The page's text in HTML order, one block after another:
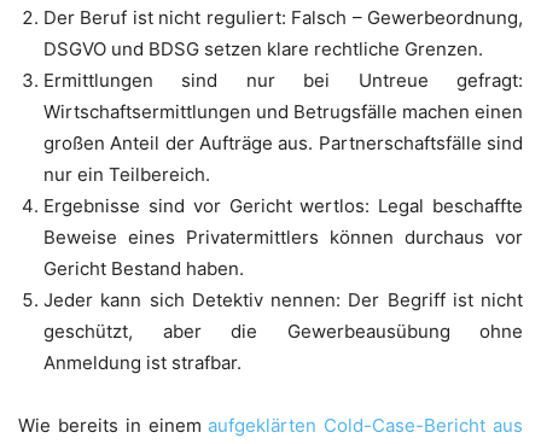
Der Beruf ist nicht reguliert: Falsch – Gewerbeordnung,
DSGVO und BDSG setzen klare rechtliche Grenzen.
Ermittlungen sind nur bei Untreue gefragt:
Wirtschaftsermittlungen und Betrugsfälle machen einen
großen Anteil der Aufträge aus. Partnerschaftsfälle sind
nur ein Teilbereich.
Ergebnisse sind vor Gericht wertlos: Legal beschaffte
Beweise eines Privatermittlers können durchaus vor
Gericht Bestand haben.
Jeder kann sich Detektiv nennen: Der Begriff ist nicht
geschützt, aber die Gewerbeausübung ohne
Anmeldung ist strafbar.
Wie bereits in einemaufgeklärten Cold-Case-Bericht aus